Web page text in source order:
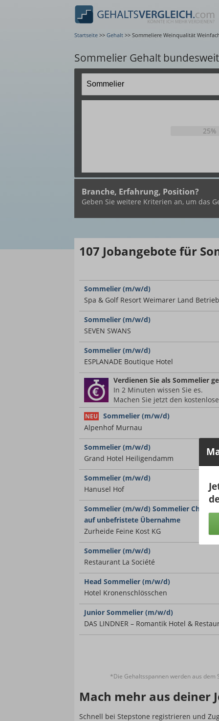
Startseite >> Gehalt >> Sommeliere Weinqualität
Sommelier Gehalt bundesweit
25%
Branche, Erfahrung, Position?
Geben Sie weitere Kriterien an, um das
107 Jobangebotefür
Sommelier (m/w/d)
Spa & Golf Resort Weimarer Land
Sommelier (m/w/d)
SEVEN SWANS
Sommelier (m/w/d)
ESPLANADE Boutique Hotel
Verdienen Sie als Sommelier
In 2 Minuten wissen Sie es.
Machen Sie jetzt den
NEU
Sommelier (m/w/d)
Alpenhof Murnau
Sommelier (m/w/d)
Grand Hotel Heiligendamm
Sommelier (m/w/d)
Hanusel Hof
Sommelier (m/w/d) Sommelier
auf unbefristete Übernahme
Zurheide Feine Kost KG
Sommelier (m/w/d)
Restaurant La Société
Head Sommelier (m/w/d)
Hotel Kronenschlösschen
Junior Sommelier (m/w/d)
DAS LINDNER – Romantik Hotel &
*Die Gehaltsspannen werden aus
Mach mehr aus deiner
Schnell bei Stepstone registrieren und